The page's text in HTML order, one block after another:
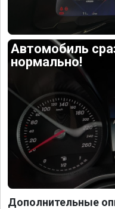
Автомобиль
нормально!
Дополнительные